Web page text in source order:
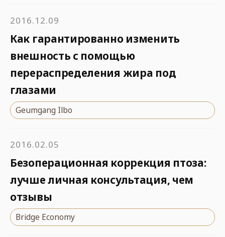
2016.12.09
Как гарантированно изменить
внешность с помощью
перераспределения жира под
глазами
Geumgang Ilbo
2016.02.05
Безоперационная коррекция птоза:
лучше личная консультация, чем
отзывы
Bridge Economy